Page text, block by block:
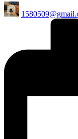
Posted
by